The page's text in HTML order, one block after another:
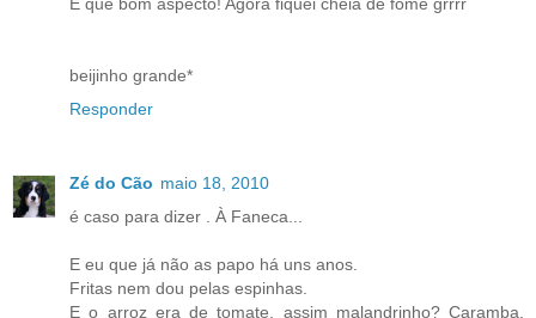
beijinho grande*
Responder
Zé do Cão maio 18, 2010
é caso para dizer . À Faneca...
E eu que já não as papo há uns anos.
Fritas nem dou pelas espinhas.
E o arroz era de tomate, assim malandrinho? Caramba,